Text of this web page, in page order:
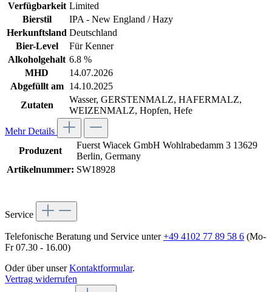
Verfügbarkeit Limited
Bierstil
IPA - New England / Hazy
Herkunftsland Deutschland
Bier-Level
Für Kenner
Alkoholgehalt 6.8 %
MHD
14.07.2026
Abgefüllt am
14.10.2025
Zutaten
Wasser, GERSTENMALZ, HAFERMALZ,
WEIZENMALZ, Hopfen, Hefe
Mehr Details
Produzent
Fuerst Wiacek GmbH Wohlrabedamm 3 13629
Berlin, Germany
Artikelnummer: SW18928
Service
Telefonische Beratung und Service unter+49 4102 77 89 58 6 (Mo-
Fr 07.30 - 16.00)
Oder über unserKontaktformular.
Vertrag widerrufen